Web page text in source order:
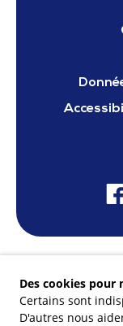
Des cookies pour
Certains sont
D'autres nous